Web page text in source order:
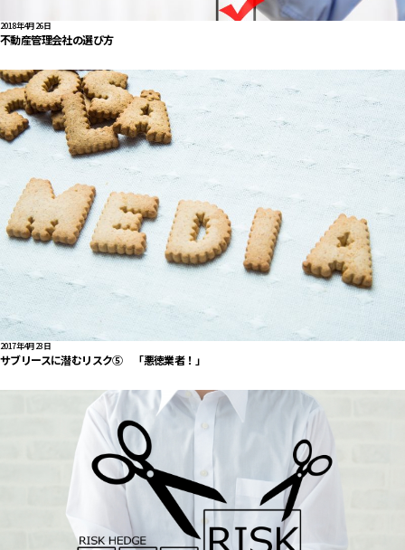
2018年4月26日
不動産管理会社の選び方
2017年4月23日
サブリースに潜むリスク⑤ 「悪徳業者！」